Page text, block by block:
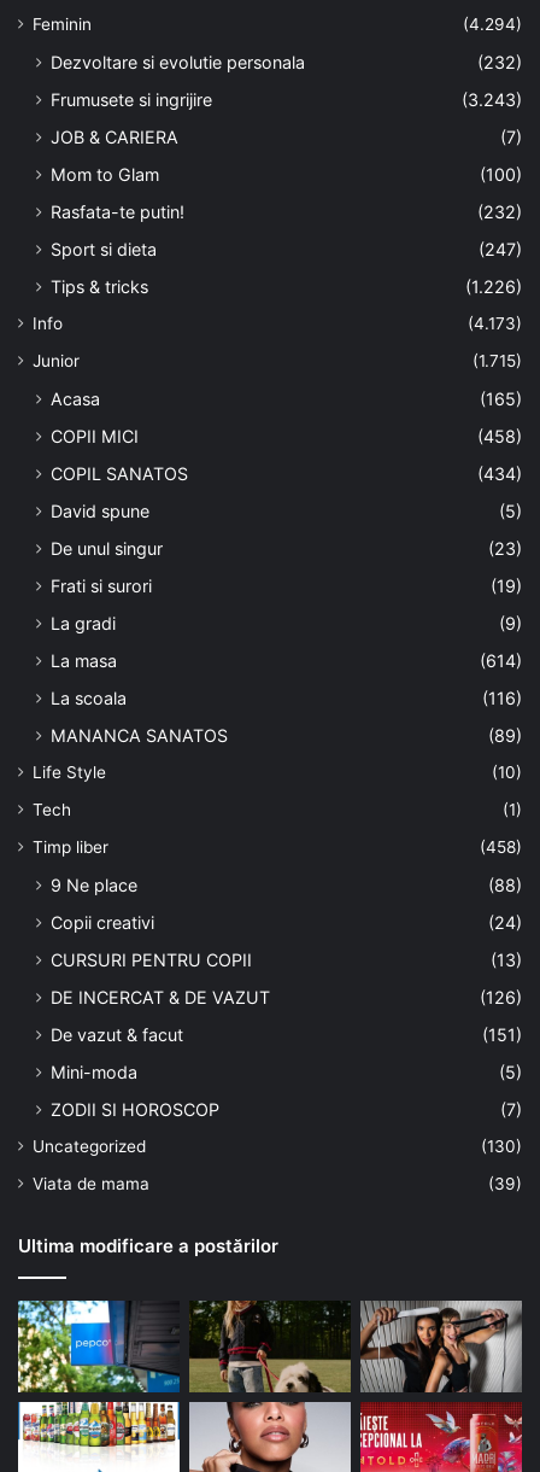
Feminin (4.294)
Dezvoltare si evolutie personala
(232)
Frumusete si ingrijire
(3.243)
JOB & CARIERA
(7)
Mom to Glam
(100)
Rasfata-te putin!
(232)
Sport si dieta
(247)
Tips & tricks
(1.226)
Info
(4.173)
Junior
(1.715)
Acasa
(165)
COPII MICI
(458)
COPIL SANATOS
(434)
David spune
(5)
De unul singur
(23)
Frati si surori
(19)
La gradi
(9)
La masa
(614)
La scoala
(116)
MANANCA SANATOS
(89)
Life Style
(10)
Tech
(1)
Timp liber
(458)
9 Ne place
(88)
Copii creativi
(24)
CURSURI PENTRU COPII
(13)
DE INCERCAT & DE VAZUT
(126)
De vazut & facut
(151)
Mini-moda
(5)
ZODII SI HOROSCOP
(7)
Uncategorized
(130)
Viata de mama
(39)
Ultima modificare a postărilor